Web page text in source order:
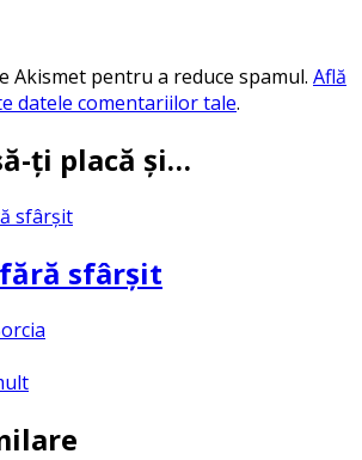
Akismet pentru a reduce spamul. Află
datele comentariilor tale.
ți placă și…
sfârșit